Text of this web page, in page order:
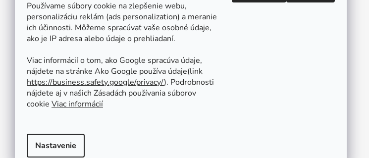
Používame súbory cookie na zlepšenie webu,
personalizáciu reklám (ads personalization) a meranie
ich účinnosti. Môžeme spracúvať vaše osobné údaje,
ako je IP adresa alebo údaje o prehliadaní.
Viac informácií o tom, ako Google spracúva údaje,
nájdete na stránke Ako Google používa údaje(link
https://business.safety.google/privacy/⁩). Podrobnosti
nájdete aj v našich Zásadách používania súborov
cookie Viac informácií
Nastavenie
Štefan Široký - Kovoinox
Cukrová 10
917 01 Trnava
Slovensko
IČ: 37 571 451
IČ DPH: SK 1020347779
Po-Pa: 08:00 - 12:00 13:00 - 16:30
So - Ne : ZATVORENÉ
Tel.: +421 950 427 860
obchod@kovoinox.sk